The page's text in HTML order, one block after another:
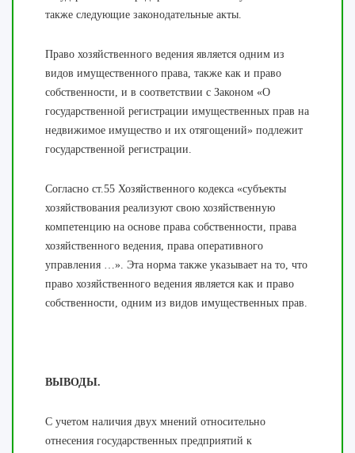
также следующие законодательные акты.
Право хозяйственного ведения является одним из
видов имущественного права, также как и право
собственности, и в соответствии с Законом «О
государственной регистрации имущественных прав на
недвижимое имущество и их отягощений» подлежит
государственной регистрации.
Согласно ст.55 Хозяйственного кодекса «субъекты
хозяйствования реализуют свою хозяйственную
компетенцию на основе права собственности, права
хозяйственного ведения, права оперативного
управления …». Эта норма также указывает на то, что
право хозяйственного ведения является как и право
собственности, одним из видов имущественных прав.
ВЫВОДЫ.
С учетом наличия двух мнений относительно
отнесения государственных предприятий к